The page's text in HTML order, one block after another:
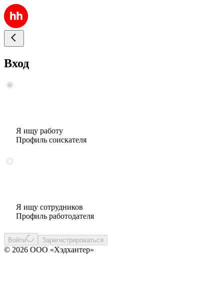
Вход
Я ищу работу
Профиль соискателя
Я ищу сотрудников
Профиль работодателя
Войти Зарегистрироваться
© 2026 ООО «Хэдхантер»